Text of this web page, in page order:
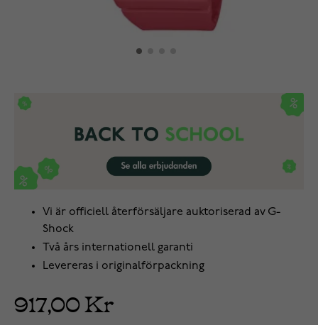
Vi är officiell återförsäljare auktoriserad av G-
Shock
Två års internationell garanti
Levereras i originalförpackning
917,00 Kr